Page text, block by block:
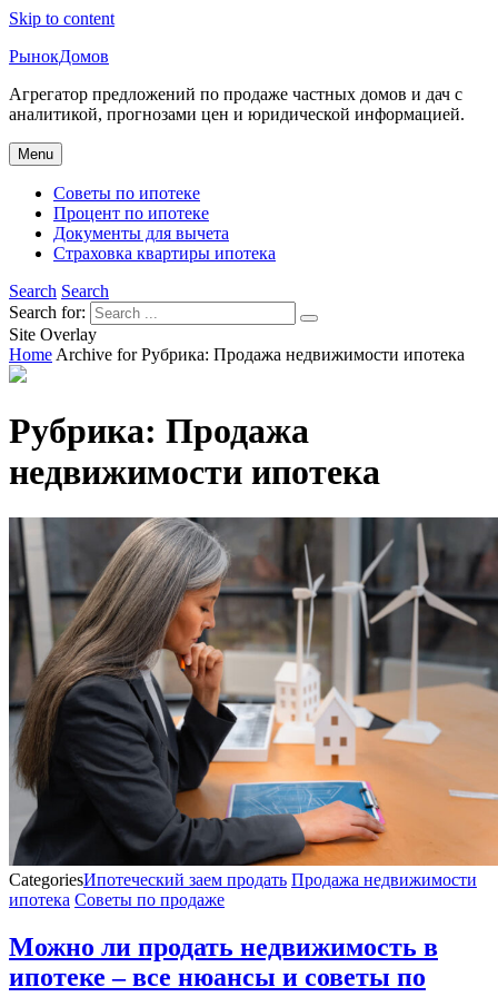
Skip to content
РынокДомов
Агрегатор предложений по продаже частных домов и дач с
аналитикой, прогнозами цен и юридической информацией.
Menu
Советы по ипотеке
Процент по ипотеке
Документы для вычета
Страховка квартиры ипотека
Search Search
Search for:
Site Overlay
Home Archive forРубрика: Продажа недвижимости ипотека
Рубрика: Продажа
недвижимости ипотека
CategoriesИпотеческий заем продать Продажа недвижимости
ипотека Советы по продаже
Можно ли продать недвижимость в
ипотеке – все нюансы и советы по